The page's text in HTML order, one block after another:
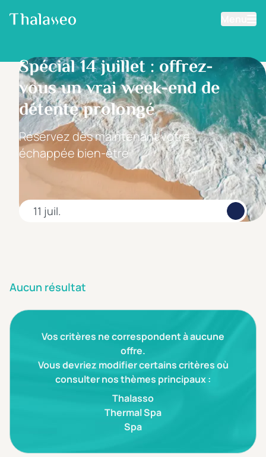
Aller au contenu principal
Spécial 14 juillet : offrez-
vous un vrai week-end de
détente prolongé
Réservez dès maintenant votre
échappée bien-être
11 juil.
Filtrer les résultats
Aucun résultat
Vos critères ne correspondent à aucune
offre.
Vous devriez modifier certains critères où
consulter nos thèmes principaux :
Thalasso
Thermal Spa
Spa